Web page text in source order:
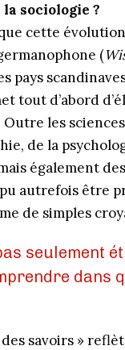
sociologie ?
cette évolution
(
pays
tout d’abord
les
de la
également
autrefois être
de simples
seulement
dans
savoirs »